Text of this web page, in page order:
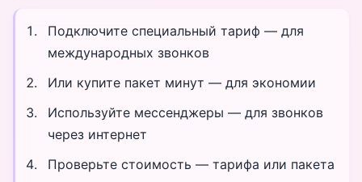
Подключите специальный тариф — для
международных звонков
Или купите пакет минут — для экономии
Используйте мессенджеры — для звонков
через интернет
Проверьте стоимость — тарифа или пакета